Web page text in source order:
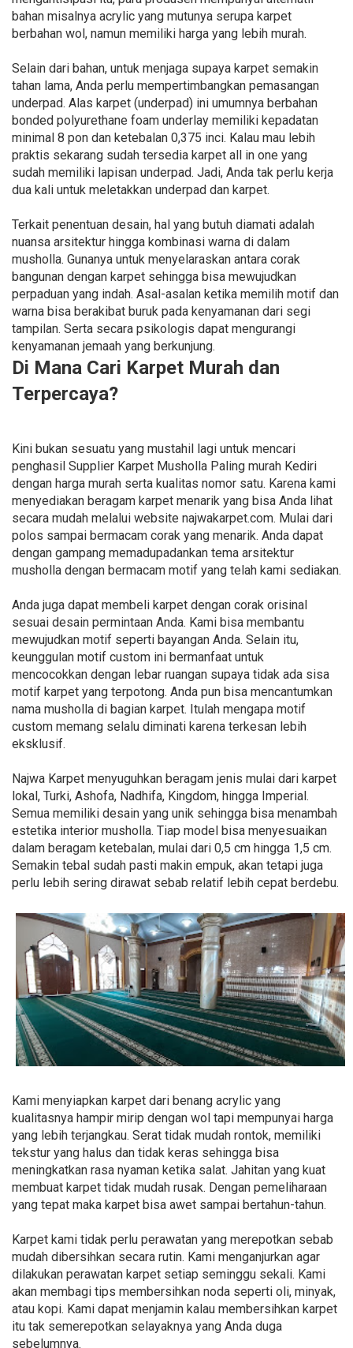
bahan misalnya acrylic yang mutunya serupa karpet
berbahan wol, namun memiliki harga yang lebih murah.
Selain dari bahan, untuk menjaga supaya karpet semakin
tahan lama, Anda perlu mempertimbangkan pemasangan
underpad. Alas karpet (underpad) ini umumnya berbahan
bonded polyurethane foam underlay memiliki kepadatan
minimal 8 pon dan ketebalan 0,375 inci. Kalau mau lebih
praktis sekarang sudah tersedia karpet all in one yang
sudah memiliki lapisan underpad. Jadi, Anda tak perlu kerja
dua kali untuk meletakkan underpad dan karpet.
Terkait penentuan desain, hal yang butuh diamati adalah
nuansa arsitektur hingga kombinasi warna di dalam
musholla. Gunanya untuk menyelaraskan antara corak
bangunan dengan karpet sehingga bisa mewujudkan
perpaduan yang indah. Asal-asalan ketika memilih motif dan
warna bisa berakibat buruk pada kenyamanan dari segi
tampilan. Serta secara psikologis dapat mengurangi
kenyamanan jemaah yang berkunjung.
Di Mana Cari Karpet Murah dan
Terpercaya?
Kini bukan sesuatu yang mustahil lagi untuk mencari
penghasil Supplier Karpet Musholla Paling murah Kediri
dengan harga murah serta kualitas nomor satu. Karena kami
menyediakan beragam karpet menarik yang bisa Anda lihat
secara mudah melalui website najwakarpet.com. Mulai dari
polos sampai bermacam corak yang menarik. Anda dapat
dengan gampang memadupadankan tema arsitektur
musholla dengan bermacam motif yang telah kami sediakan.
Anda juga dapat membeli karpet dengan corak orisinal
sesuai desain permintaan Anda. Kami bisa membantu
mewujudkan motif seperti bayangan Anda. Selain itu,
keunggulan motif custom ini bermanfaat untuk
mencocokkan dengan lebar ruangan supaya tidak ada sisa
motif karpet yang terpotong. Anda pun bisa mencantumkan
nama musholla di bagian karpet. Itulah mengapa motif
custom memang selalu diminati karena terkesan lebih
eksklusif.
Najwa Karpet menyuguhkan beragam jenis mulai dari karpet
lokal, Turki, Ashofa, Nadhifa, Kingdom, hingga Imperial.
Semua memiliki desain yang unik sehingga bisa menambah
estetika interior musholla. Tiap model bisa menyesuaikan
dalam beragam ketebalan, mulai dari 0,5 cm hingga 1,5 cm.
Semakin tebal sudah pasti makin empuk, akan tetapi juga
perlu lebih sering dirawat sebab relatif lebih cepat berdebu.
Kami menyiapkan karpet dari benang acrylic yang
kualitasnya hampir mirip dengan wol tapi mempunyai harga
yang lebih terjangkau. Serat tidak mudah rontok, memiliki
tekstur yang halus dan tidak keras sehingga bisa
meningkatkan rasa nyaman ketika salat. Jahitan yang kuat
membuat karpet tidak mudah rusak. Dengan pemeliharaan
yang tepat maka karpet bisa awet sampai bertahun-tahun.
Karpet kami tidak perlu perawatan yang merepotkan sebab
mudah dibersihkan secara rutin. Kami menganjurkan agar
dilakukan perawatan karpet setiap seminggu sekali. Kami
akan membagi tips membersihkan noda seperti oli, minyak,
atau kopi. Kami dapat menjamin kalau membersihkan karpet
itu tak semerepotkan selayaknya yang Anda duga
sebelumnya.